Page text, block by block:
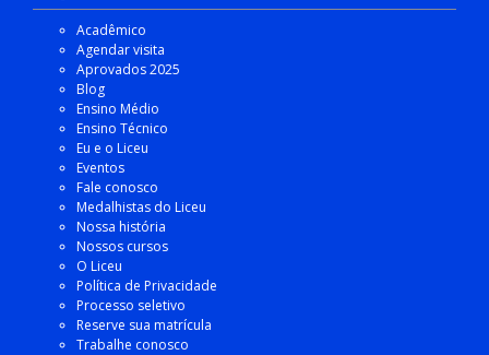
Acadêmico
Agendar visita
Aprovados 2025
Blog
Ensino Médio
Ensino Técnico
Eu e o Liceu
Eventos
Fale conosco
Medalhistas do Liceu
Nossa história
Nossos cursos
O Liceu
Política de Privacidade
Processo seletivo
Reserve sua matrícula
Trabalhe conosco